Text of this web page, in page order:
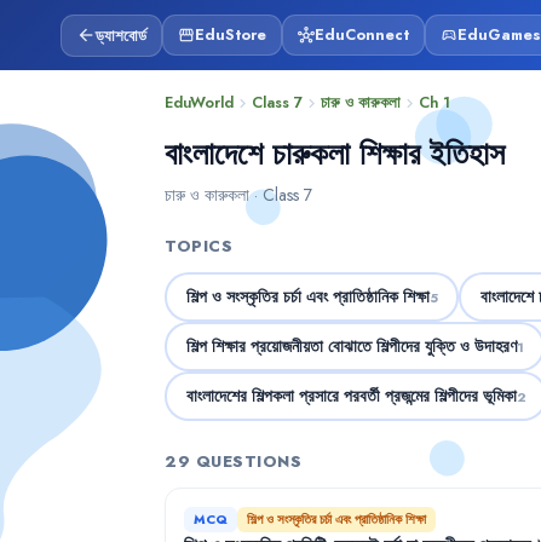
arrow_backড্যাশবোর্ড storefrontEduStore hubEduConnect sports_esportsEduGames
EduWorld chevron_right Class 7 chevron_right চারু ও কারুকলা chevron_right Ch 1
বাংলাদেশে চারুকলা শিক্ষার ইতিহাস
চারু ও কারুকলা · Class 7
TOPICS
শিল্প ও সংস্কৃতির চর্চা এবং প্রাতিষ্ঠানিক শিক্ষা5
শিল্প শিক্ষার প্রয়োজনীয়তা বোঝাতে শিল্পীদের যুক্তি ও উদাহরণ1
বাংলাদেশের শিল্পকলা প্রসারে পরবর্তী প্রজন্মের শিল্পীদের ভূমিকা2
29 QUESTIONS
MCQ শিল্প ও সংস্কৃতির চর্চা এবং প্রাতিষ্ঠানিক শিক্ষা